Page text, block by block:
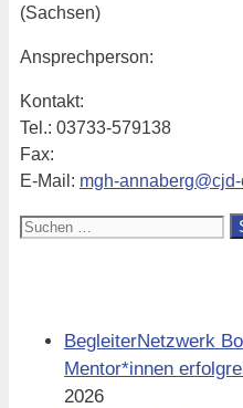
(Sachsen)
Ansprechperson:
Kontakt:
Tel.: 03733-579138
Fax:
E-Mail: mgh-
Suchen
BegleiterNetzwerk
Mentor*innen
2026